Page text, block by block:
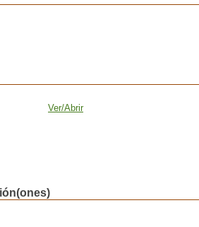
Ver/Abrir